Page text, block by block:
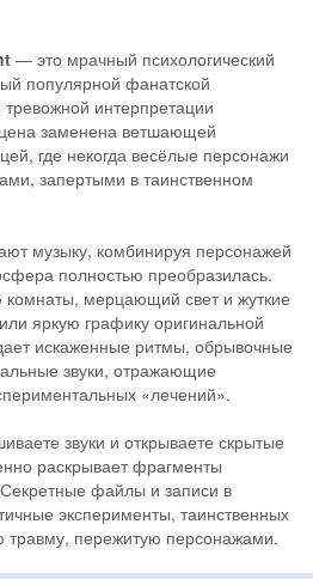
— это мрачный психологический
популярной фанатской
интерпретации
заменена ветшающей
где некогда весёлые персонажи
запертыми в таинственном
музыку, комбинируя персонажей
полностью преобразилась.
мерцающий свет и жуткие
яркую графику оригинальной
искаженные ритмы, обрывочные
звуки, отражающие
«лечений».
звуки и открываете скрытые
раскрывает фрагменты
файлы и записи в
эксперименты, таинственных
травму, пережитую персонажами.